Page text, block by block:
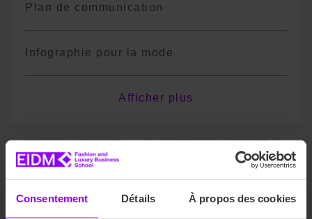
Consentement Détails À propos des cookies
Plan de communication
Infographie pour la mode
*Le programme est non exhaustif, il pourra
y avoir des variations de cours ou des
des années
Afficher plus